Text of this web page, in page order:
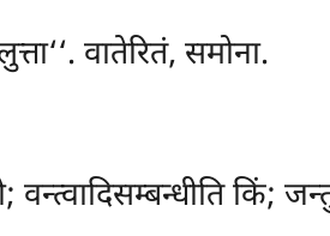
वातेरितं, समोना.
वन्त्वादिसम्बन्धीति किं;